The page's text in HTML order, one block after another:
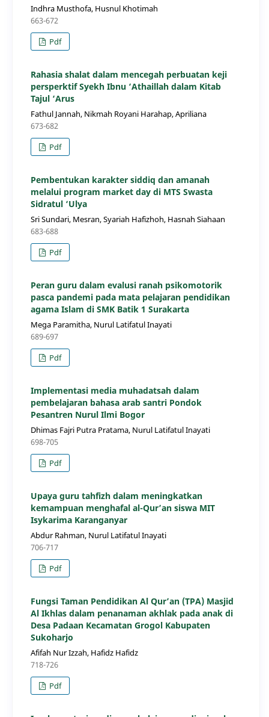
Indhra Musthofa, Husnul Khotimah
663-672
Pdf
Rahasia shalat dalam mencegah perbuatan keji
persperktif Syekh Ibnu ‘Athaillah dalam Kitab
Tajul ‘Arus
Fathul Jannah, Nikmah Royani Harahap, Apriliana
673-682
Pdf
Pembentukan karakter siddiq dan amanah
melalui program market day di MTS Swasta
Sidratul ‘Ulya
Sri Sundari, Mesran, Syariah Hafizhoh, Hasnah Siahaan
683-688
Pdf
Peran guru dalam evalusi ranah psikomotorik
pasca pandemi pada mata pelajaran pendidikan
agama Islam di SMK Batik 1 Surakarta
Mega Paramitha, Nurul Latifatul Inayati
689-697
Pdf
Implementasi media muhadatsah dalam
pembelajaran bahasa arab santri Pondok
Pesantren Nurul Ilmi Bogor
Dhimas Fajri Putra Pratama, Nurul Latifatul Inayati
698-705
Pdf
Upaya guru tahfizh dalam meningkatkan
kemampuan menghafal al-Qur’an siswa MIT
Isykarima Karanganyar
Abdur Rahman, Nurul Latifatul Inayati
706-717
Pdf
Fungsi Taman Pendidikan Al Qur’an (TPA) Masjid
Al Ikhlas dalam penanaman akhlak pada anak di
Desa Padaan Kecamatan Grogol Kabupaten
Sukoharjo
Afifah Nur Izzah, Hafidz Hafidz
718-726
Pdf